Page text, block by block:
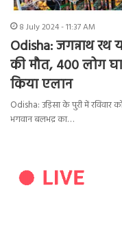
8 July 2024 - 11:37 AM
Odisha: जगन्नाथ रथ
की मौत, 400 लोग
किया एलान
Odisha: उड़िसा के पुरी में रविवार
भगवान बलभद्र का…